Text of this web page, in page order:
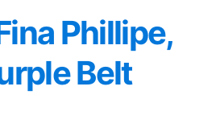
Phillipe,
Belt